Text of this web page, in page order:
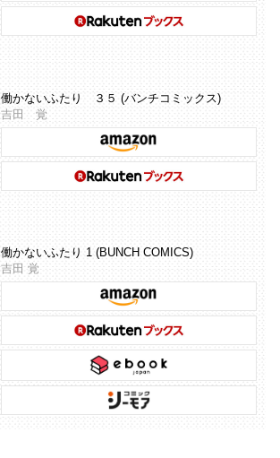
働かないふたり ３５ (バンチコミックス)
吉田 覚
働かないふたり 1 (BUNCH COMICS)
吉田 覚